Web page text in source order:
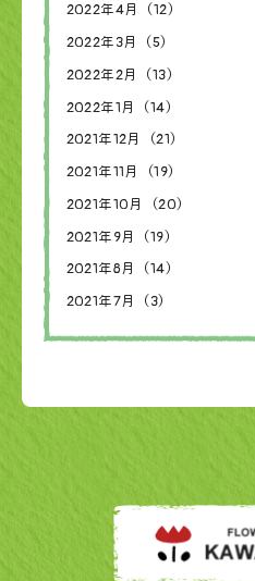
2022年4月（12）
2022年3月（5）
2022年2月（13）
2022年1月（14）
2021年12月（21）
2021年11月（19）
2021年10月（20）
2021年9月（19）
2021年8月（14）
2021年7月（3）